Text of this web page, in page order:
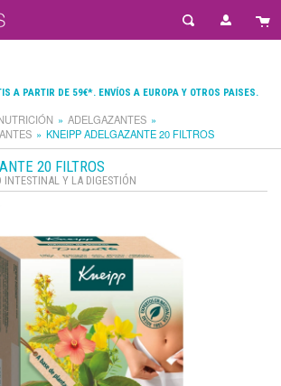
A PARTIR DE 59€*. ENVÍOS A EUROPA Y OTROS PAISES.
ADELGAZANTES
KNEIPP ADELGAZANTE 20 FILTROS
20 FILTROS
INTESTINAL Y LA DIGESTIÓN